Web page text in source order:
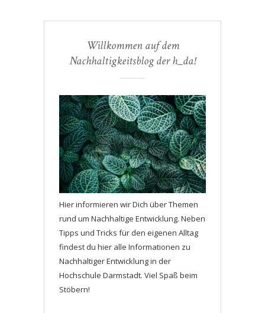
Willkommen auf dem
Nachhaltigkeitsblog der h_da!
Hier informieren wir Dich über Themen
rund um Nachhaltige Entwicklung. Neben
Tipps und Tricks für den eigenen Alltag
findest du hier alle Informationen zu
Nachhaltiger Entwicklung in der
Hochschule Darmstadt. Viel Spaß beim
Stöbern!